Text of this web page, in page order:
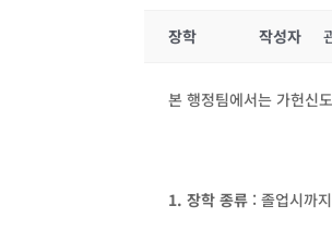
장학 작성자
본 행정팀에서는 가헌신
1. 장학 종류 : 졸업시까